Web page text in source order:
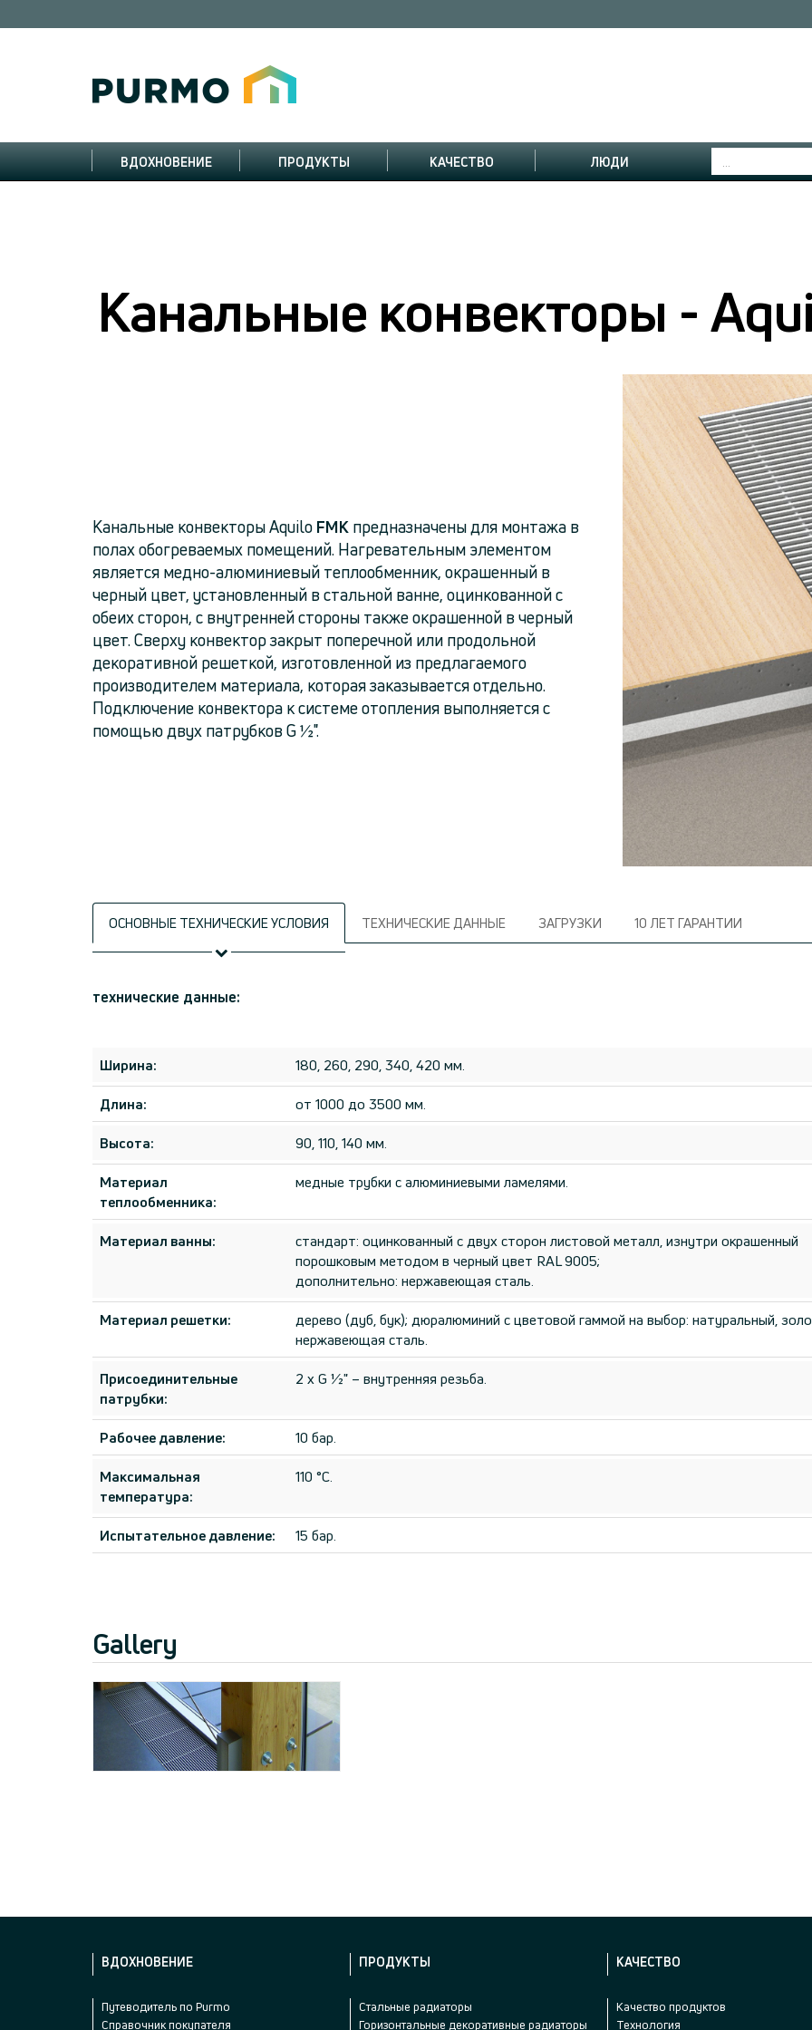
ВДОХНОВЕНИЕ ПРОДУКТЫ КАЧЕСТВО ЛЮДИ
Kанальные конвекторы -
Канальные конвекторы Aquilo FMK предназначены для монтажа в
полах обогреваемых помещений. Нагревательным элементом
является медно-алюминиевый теплообменник, окрашенный в
черный цвет, установленный в стальной ванне, оцинкованной с
обеих сторон, с внутренней стороны также окрашенной в черный
цвет. Сверху конвектор закрыт поперечной или продольной
декоративной решеткой, изготовленной из предлагаемого
производителем материала, которая заказывается отдельно.
Подключение конвектора к системе отопления выполняется с
помощью двух патрубков G ½".
ОСНОВНЫЕ ТЕХНИЧЕСКИЕ УСЛОВИЯ TЕХНИЧЕСКИE ДАННЫЕ ЗАГРУЗКИ 10 ЛЕТ ГАРАНТИИ
технические данные:
Ширина:
180, 260, 290, 340, 420 мм.
Длина:
от 1000 до 3500 мм.
Высота:
90, 110, 140 мм.
Материал
теплообменника:
медные трубки с алюминиевыми ламелями.
Материал ванны:
стандарт: оцинкованный с двух сторон листовой металл, изнутри окрашенный
порошковым методом в черный цвет RAL 9005;
дополнительно: нержавеющая сталь.
Материал решетки:
дерево (дуб, бук); дюралюминий с цветовой гаммой на выбор: натуральный,
нержавеющая сталь.
Присоединительные
патрубки:
2 x G ½" – внутренняя резьба.
Рабочее давление:
10 бар.
Максимальная
температура:
110 °C.
Испытательное давление: 15 бар.
Gallery
ВДОХНОВЕНИЕ
Путеводитель по Purmo
Справочник покупателя
ПРОДУКТЫ
Стальные радиаторы
Горизонтальные декоративные радиаторы
КАЧЕСТВО
Качество продуктов
Технология